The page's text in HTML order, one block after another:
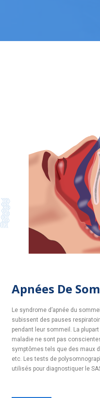
Apnées De
Le syndrome d’apnée du
subissent des pauses
pendant leur sommeil. La
maladie ne sont pas
symptômes tels que des maux
etc. Les tests de
utilisés pour diagnostiquer le